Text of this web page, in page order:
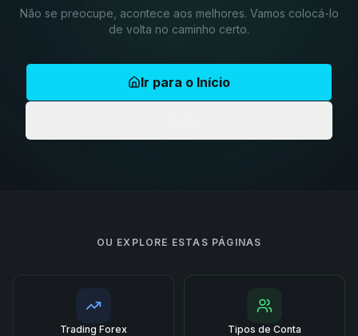
Não se preocupe, acontece aos melhores. Vamos colocá-lo
de volta no caminho certo.
Ir para o Início
OU EXPLORE ESTAS PÁGINAS
Trading Forex Tipos de Conta